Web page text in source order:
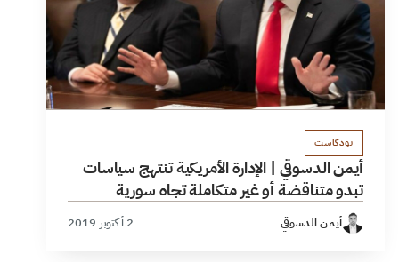
بودكاست
أيمن الدسوقي | الإدارة الأمريكية تنتهج سياسات
تبدو متناقضة أو غير متكاملة تجاه سورية
أيمن الدسوقي 2 أكتوبر 2019